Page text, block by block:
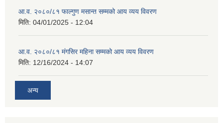
आ.व. २०८०/८१ फाल्गुण मसान्त सम्मको आय व्यय विवरण
मिति: 04/01/2025 - 12:04
आ.व. २०८०/८१ मंगसिर महिना सम्मको आय व्यय विवरण
मिति: 12/16/2024 - 14:07
अन्य